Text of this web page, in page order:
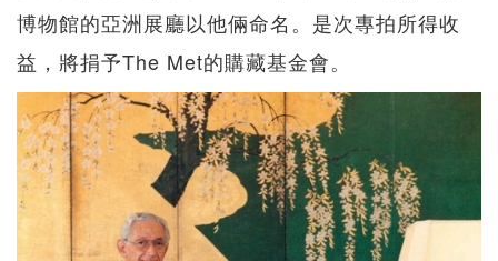
博物館的亞洲展廳以他倆命名。是次專拍所得收
益，將捐予The Met的購藏基金會。